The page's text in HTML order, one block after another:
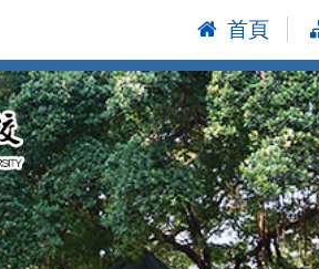
首頁